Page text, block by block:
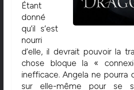
Étant
donné
qu’il s’est
nourri
d’elle, il devrait pouvoir la
chose bloque la «
inefficace. Angela ne pourra
sur elle-même pour se